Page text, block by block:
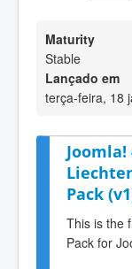
Maturity
Stable
Lançado em
terça-feira, 18
Joomla!
Pack
This is the
Pack for